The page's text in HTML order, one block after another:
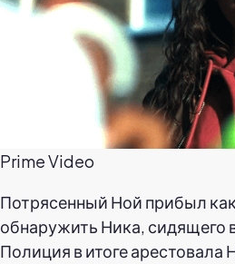
Prime Video
Потрясенный Ной прибыл
обнаружить Ника, сидящего
Полиция в итоге арестовала